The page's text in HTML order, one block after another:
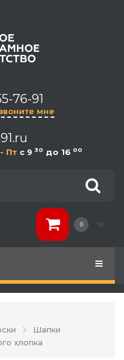
76-91
мне
- Пт c 9 30 до 16 00
0
Шапки
хлопка